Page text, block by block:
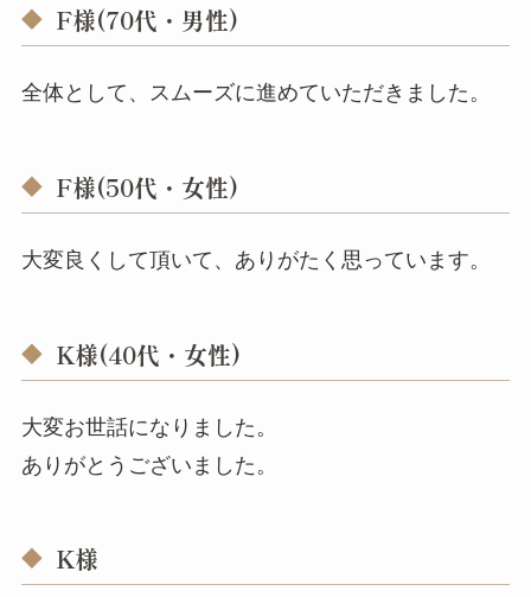
F様(70代・男性)
全体として、スムーズに進めていただきました。
F様(50代・女性)
大変良くして頂いて、ありがたく思っています。
K様(40代・女性)
大変お世話になりました。
ありがとうございました。
K様